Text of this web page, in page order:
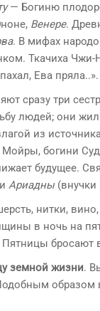
— Богиню
Венере.
. В мифах
Ткачиха
Ева пряла..».
сразу три
людей; они
из
богини
будущее.
Ариадны(внучки
нитки,
в ночь на
бросают
земной жизни.
образом